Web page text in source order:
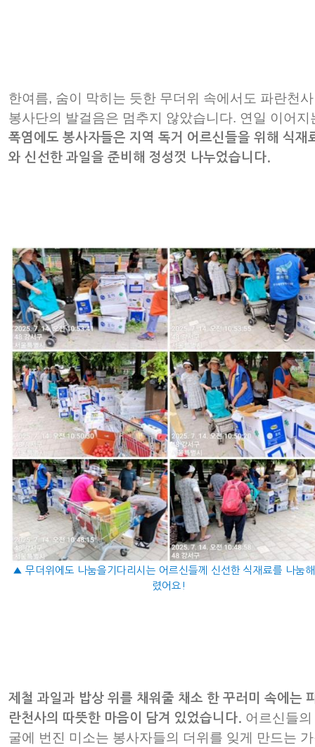
한여름, 숨이 막히는 듯한 무더위 속에서도 파란천사
봉사단의 발걸음은 멈추지 않았습니다. 연일 이어지
폭염에도 봉사자들은 지역 독거 어르신들을 위해 식재
와 신선한 과일을 준비해 정성껏 나누었습니다.
▲ 무더위에도 나눔을기다리시는 어르신들께 신선한 식재료를 나눔
렸어요!
제철 과일과 밥상 위를 채워줄 채소 한 꾸러미 속에는
란천사의 따뜻한 마음이 담겨 있었습니다. 어르신들의
굴에 번진 미소는 봉사자들의 더위를 잊게 만드는